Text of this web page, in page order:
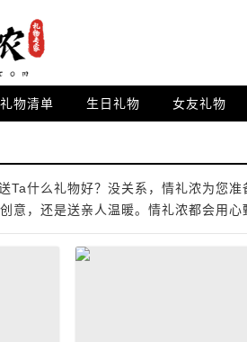
礼物清单 生日礼物 女友礼物
Ta什么礼物好？没关系，情礼浓为您
意，还是送亲人温暖。情礼浓都会用心